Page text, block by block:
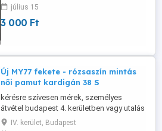
július 15
3 000 Ft
Új MY77 fekete - rózsaszín mintás
női pamut kardigán 38 S
kérésre szívesen mérek, személyes
átvétel budapest 4. kerületben vagy utalás
után postázom.
IV. kerület, Budapest